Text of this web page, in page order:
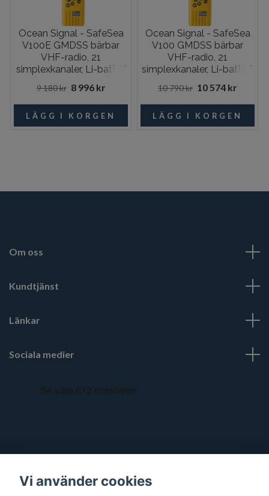
Ocean Signal - SafeSea
V100E GMDSS bärbar
VHF-radio, 21
simplexkanaler, Li-batteri
9 180 kr 8 996 kr
Ocean Signal - SafeSea
V100 GMDSS bärbar
VHF-radio, 21
simplexkanaler, Li-batteri,
10 790 kr 10 574 kr
Om oss
Kundtjänst
Länkar
Sociala medier
Vi använder cookies